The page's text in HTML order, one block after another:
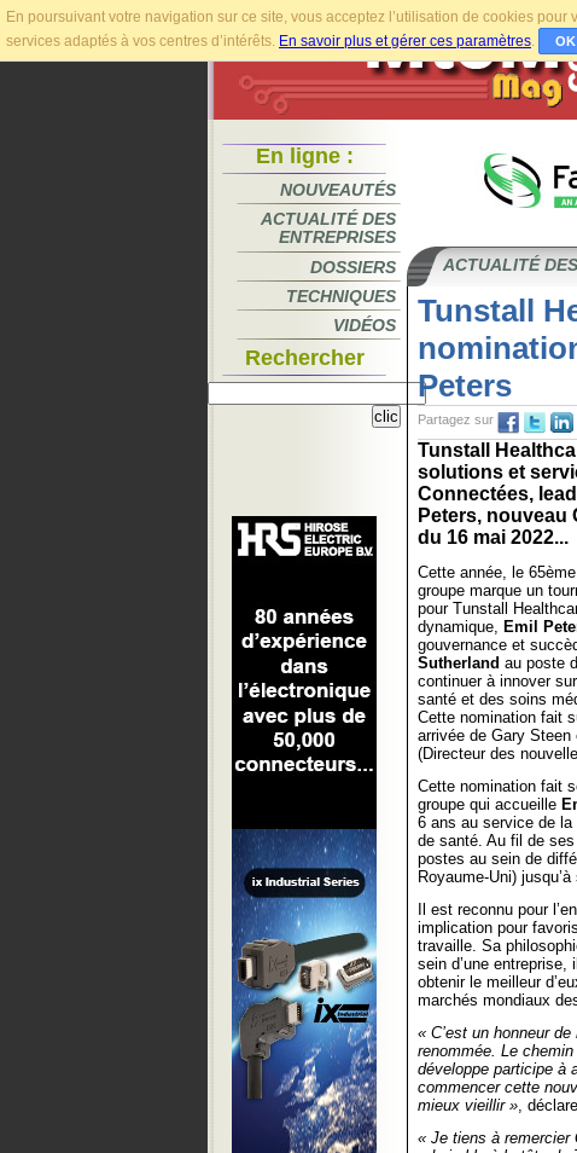
En poursuivant votre navigation sur ce site, vous acceptez l’utilisation de cookies pour
services adaptés à vos centres d’intérêts. En savoir plus et gérer ces paramètres. OK
En ligne :
NOUVEAUTÉS
ACTUALITÉ DES
ENTREPRISES
DOSSIERS
TECHNIQUES
VIDÉOS
Rechercher
ACTUALITÉ
Tunstall
Peters
Partagez sur
Tunstall
solutions et
Connectées,
Peters, nouveau
du 16 mai 2022...
Cette année, le
groupe marque un
pour Tunstall
dynamique, Emil
gouvernance et
Sutherland au poste
continuer à innover
santé et des soins
Cette nomination fait
arrivée de Gary Steen
(Directeur des
Cette nomination fait
groupe qui accueille
6 ans au service de la
de santé. Au fil de
postes au sein de
Royaume-Uni)
Il est reconnu pour
implication pour
travaille. Sa
sein d’une entreprise,
obtenir le meilleur
marchés mondiaux
« C’est un honneur
renommée. Le
développe participe à
commencer cette
mieux vieillir », déclare
« Je tiens à remercier